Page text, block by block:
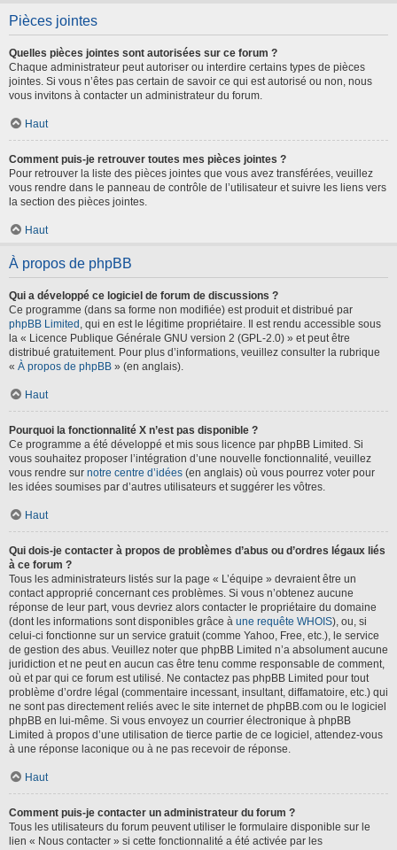
Pièces jointes
Quelles pièces jointes sont autorisées sur ce forum ?
Chaque administrateur peut autoriser ou interdire certains types de pièces
jointes. Si vous n’êtes pas certain de savoir ce qui est autorisé ou non, nous
vous invitons à contacter un administrateur du forum.
Haut
Comment puis-je retrouver toutes mes pièces jointes ?
Pour retrouver la liste des pièces jointes que vous avez transférées, veuillez
vous rendre dans le panneau de contrôle de l’utilisateur et suivre les liens vers
la section des pièces jointes.
Haut
À propos de phpBB
Qui a développé ce logiciel de forum de discussions ?
Ce programme (dans sa forme non modifiée) est produit et distribué par
phpBB Limited , qui en est le légitime propriétaire. Il est rendu accessible sous
la « Licence Publique Générale GNU version 2 (GPL-2.0) » et peut être
distribué gratuitement. Pour plus d’informations, veuillez consulter la rubrique
« À propos de phpBB » (en anglais).
Haut
Pourquoi la fonctionnalité X n’est pas disponible ?
Ce programme a été développé et mis sous licence par phpBB Limited. Si
vous souhaitez proposer l’intégration d’une nouvelle fonctionnalité, veuillez
vous rendre sur notre centre d’idées (en anglais) où vous pourrez voter pour
les idées soumises par d’autres utilisateurs et suggérer les vôtres.
Haut
Qui dois-je contacter à propos de problèmes d’abus ou d’ordres légaux liés
à ce forum ?
Tous les administrateurs listés sur la page « L’équipe » devraient être un
contact approprié concernant ces problèmes. Si vous n’obtenez aucune
réponse de leur part, vous devriez alors contacter le propriétaire du domaine
(dont les informations sont disponibles grâce à une requête WHOIS), ou, si
celui-ci fonctionne sur un service gratuit (comme Yahoo, Free, etc.), le service
de gestion des abus. Veuillez noter que phpBB Limited n’a absolument aucune
juridiction et ne peut en aucun cas être tenu comme responsable de comment,
où et par qui ce forum est utilisé. Ne contactez pas phpBB Limited pour tout
problème d’ordre légal (commentaire incessant, insultant, diffamatoire, etc.) qui
ne sont pas directement reliés avec le site internet de phpBB.com ou le logiciel
phpBB en lui-même. Si vous envoyez un courrier électronique à phpBB
Limited à propos d’une utilisation de tierce partie de ce logiciel, attendez-vous
à une réponse laconique ou à ne pas recevoir de réponse.
Haut
Comment puis-je contacter un administrateur du forum ?
Tous les utilisateurs du forum peuvent utiliser le formulaire disponible sur le
lien « Nous contacter » si cette fonctionnalité a été activée par les